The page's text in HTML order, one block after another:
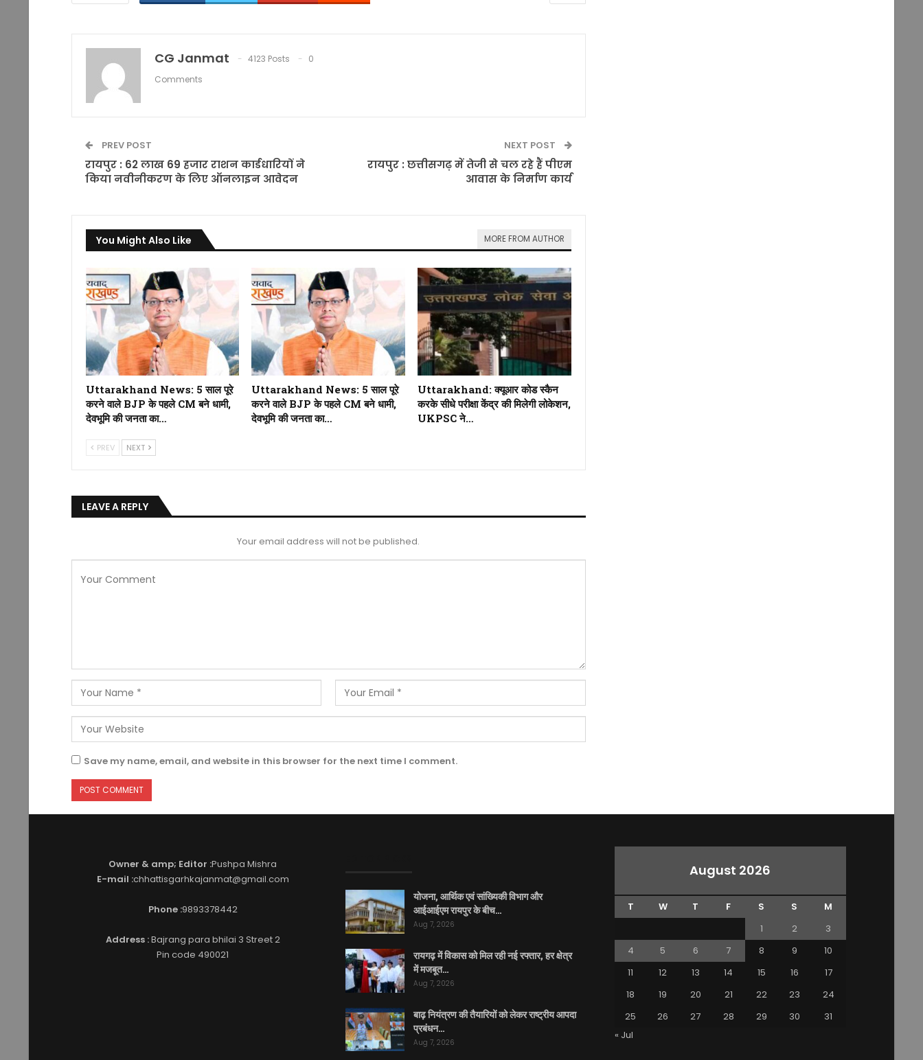
CG Janmat 4123 Posts
0
Comments
PREV POST
रायपुर : 62 लाख 69 हजार राशन कार्डधारियों ने
किया नवीनीकरण के लिए ऑनलाइन आवेदन
NEXT POST
रायपुर : छत्तीसगढ़ में तेजी से चल रहे हैं पीएम
आवास के निर्माण कार्य
You Might Also Like MORE FROM AUTHOR
Uttarakhand News: 5 साल पूरे
करने वाले BJP के पहले CM बने धामी,
देवभूमि की जनता का…
Uttarakhand News: 5 साल पूरे
करने वाले BJP के पहले CM बने धामी,
देवभूमि की जनता का…
Uttarakhand: क्यूआर कोड स्कैन
करके सीधे परीक्षा केंद्र की मिलेगी लोकेशन,
UKPSC ने…
PREV NEXT
LEAVE A REPLY
Your email address will not be published.
Save my name, email, and website in this browser for the next time I comment.
Owner & amp; Editor :Pushpa Mishra
E-mail :chhattisgarhkajanmat@gmail.com
Phone :9893378442
Address :Bajrang para bhilai 3 Street 2
Pin code 490021
योजना, आर्थिक एवं सांख्यिकी विभाग और
आईआईएम रायपुर के बीच…
Aug 7, 2026
रायगढ़ में विकास को मिल रही नई रफ्तार, हर क्षेत्र
में मजबूत…
Aug 7, 2026
बाढ़ नियंत्रण की तैयारियों को लेकर राष्ट्रीय आपदा
प्रबंधन…
Aug 7, 2026
August 2026
T W T F S S
M
1
2
3
4
5 6 7 8 9
10
11
12 13 14 15 16
17
18
19 20 21 22 23
24
25
26 27 28 29 30
31
« Jul